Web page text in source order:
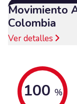
Movimiento
Colombia
Ver detalles
100 %